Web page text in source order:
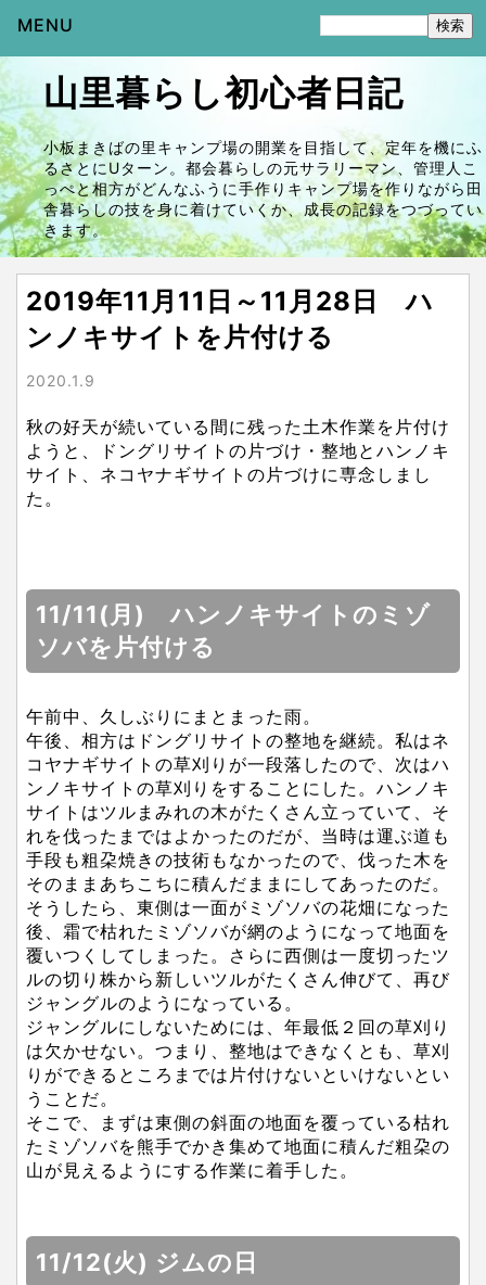
MENU
山里暮らし初心者日記
小板まきばの里キャンプ場の開業を目指して、定年を機にふ
るさとにUターン。都会暮らしの元サラリーマン、管理人こ
っぺと相方がどんなふうに手作りキャンプ場を作りながら田
舎暮らしの技を身に着けていくか、成長の記録をつづってい
きます。
2019年11月11日～11月28日 ハ
ンノキサイトを片付ける
2020.1.9
秋の好天が続いている間に残った土木作業を片付け
ようと、ドングリサイトの片づけ・整地とハンノキ
サイト、ネコヤナギサイトの片づけに専念しまし
た。
11/11(月) ハンノキサイトのミゾ
ソバを片付ける
午前中、久しぶりにまとまった雨。
午後、相方はドングリサイトの整地を継続。私はネ
コヤナギサイトの草刈りが一段落したので、次はハ
ンノキサイトの草刈りをすることにした。ハンノキ
サイトはツルまみれの木がたくさん立っていて、そ
れを伐ったまではよかったのだが、当時は運ぶ道も
手段も粗朶焼きの技術もなかったので、伐った木を
そのままあちこちに積んだままにしてあったのだ。
そうしたら、東側は一面がミゾソバの花畑になった
後、霜で枯れたミゾソバが網のようになって地面を
覆いつくしてしまった。さらに西側は一度切ったツ
ルの切り株から新しいツルがたくさん伸びて、再び
ジャングルのようになっている。
ジャングルにしないためには、年最低２回の草刈り
は欠かせない。つまり、整地はできなくとも、草刈
りができるところまでは片付けないといけないとい
うことだ。
そこで、まずは東側の斜面の地面を覆っている枯れ
たミゾソバを熊手でかき集めて地面に積んだ粗朶の
山が見えるようにする作業に着手した。
11/12(火) ジムの日